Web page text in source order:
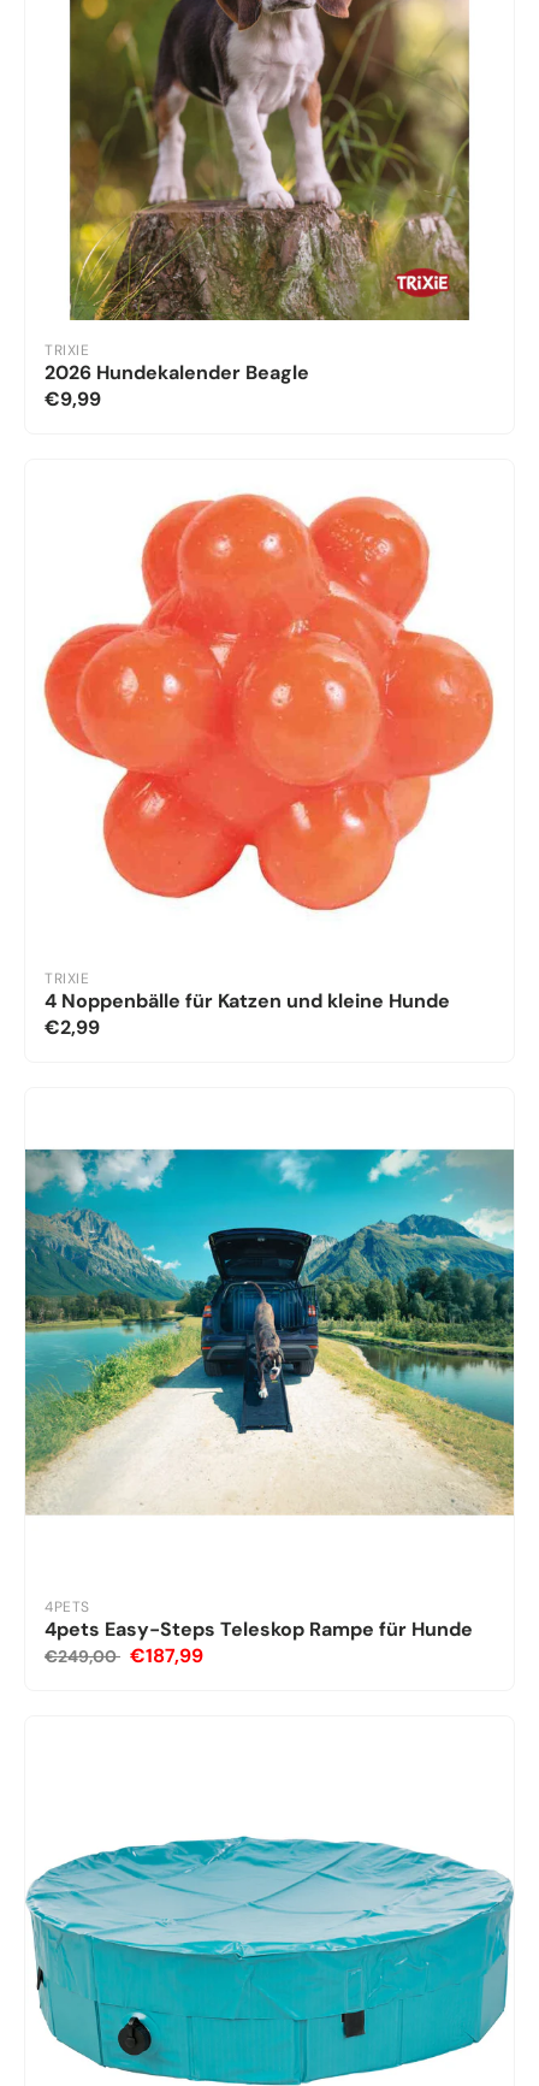
TRIXIE
2026 Hundekalender Beagle
€9,99
TRIXIE
4 Noppenbälle für Katzen und kleine Hunde
€2,99
4PETS
4pets Easy-Steps Teleskop Rampe für Hunde
€249,00 €187,99